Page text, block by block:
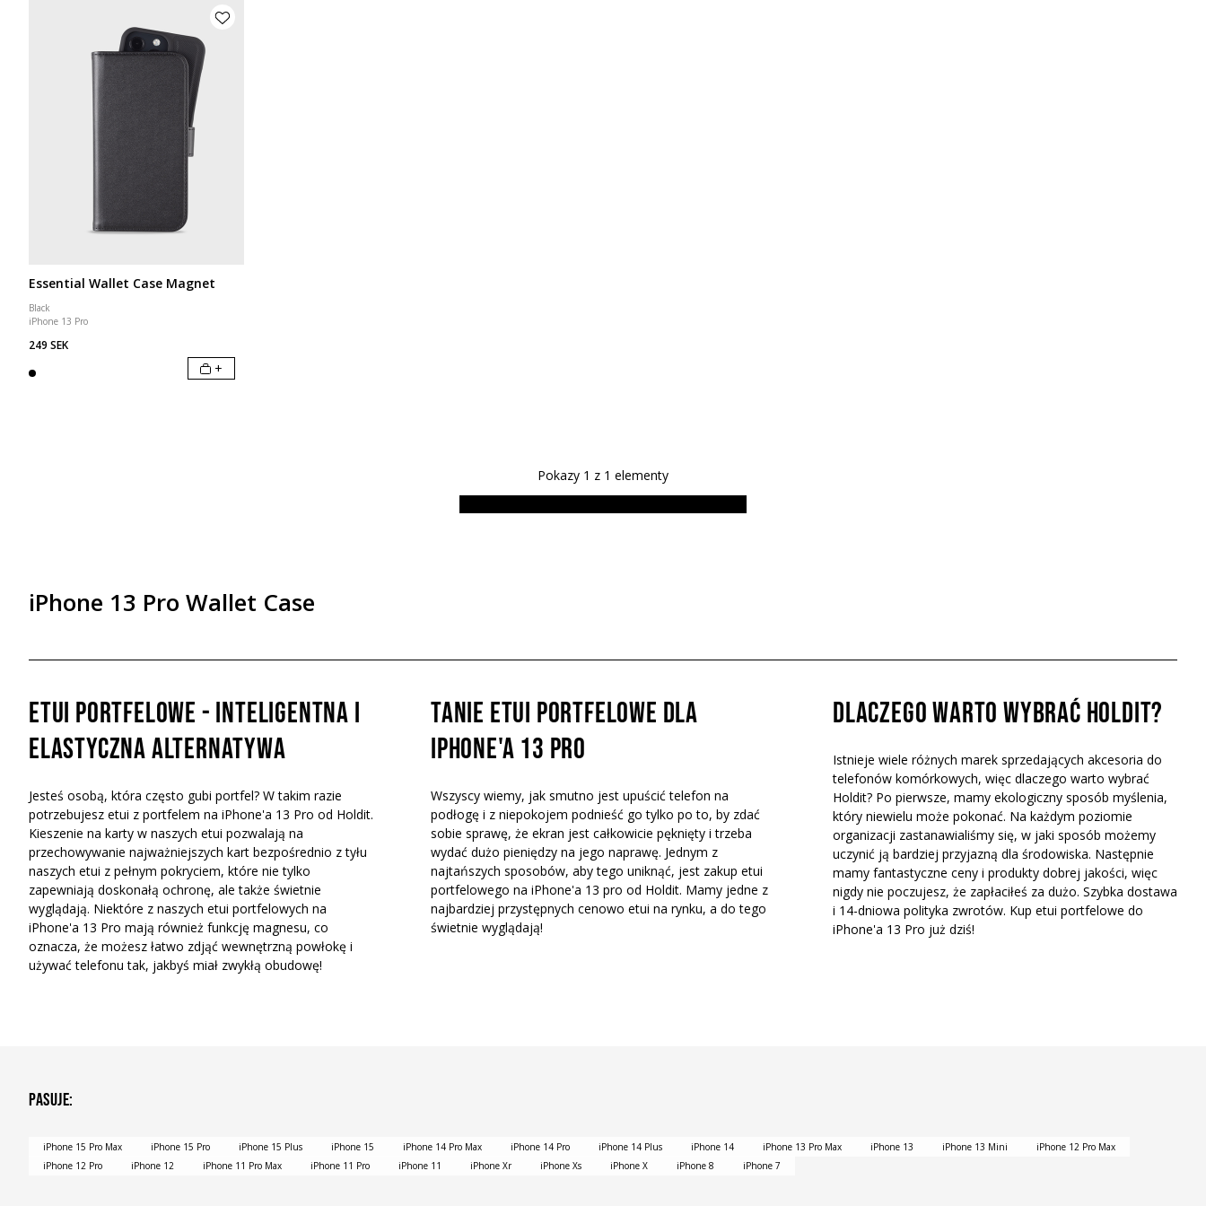
Essential Wallet Case Magnet
Black
iPhone 13 Pro
249 SEK
+
Pokazy 1 z 1 elementy
iPhone 13 Pro Wallet Case
Etui portfelowe - inteligentna i
elastyczna alternatywa
Jesteś osobą, która często gubi portfel? W takim razie
potrzebujesz etui z portfelem na iPhone'a 13 Pro od Holdit.
Kieszenie na karty w naszych etui pozwalają na
przechowywanie najważniejszych kart bezpośrednio z tyłu
naszych etui z pełnym pokryciem, które nie tylko
zapewniają doskonałą ochronę, ale także świetnie
wyglądają. Niektóre z naszych etui portfelowych na
iPhone'a 13 Pro mają również funkcję magnesu, co
oznacza, że możesz łatwo zdjąć wewnętrzną powłokę i
używać telefonu tak, jakbyś miał zwykłą obudowę!
Tanie etui portfelowe dla
iPhone'a 13 Pro
Wszyscy wiemy, jak smutno jest upuścić telefon na
podłogę i z niepokojem podnieść go tylko po to, by zdać
sobie sprawę, że ekran jest całkowicie pęknięty i trzeba
wydać dużo pieniędzy na jego naprawę. Jednym z
najtańszych sposobów, aby tego uniknąć, jest zakup etui
portfelowego na iPhone'a 13 pro od Holdit. Mamy jedne z
najbardziej przystępnych cenowo etui na rynku, a do tego
świetnie wyglądają!
Dlaczego warto wybrać Holdit?
Istnieje wiele różnych marek sprzedających akcesoria do
telefonów komórkowych, więc dlaczego warto wybrać
Holdit? Po pierwsze, mamy ekologiczny sposób myślenia,
który niewielu może pokonać. Na każdym poziomie
organizacji zastanawialiśmy się, w jaki sposób możemy
uczynić ją bardziej przyjazną dla środowiska. Następnie
mamy fantastyczne ceny i produkty dobrej jakości, więc
nigdy nie poczujesz, że zapłaciłeś za dużo. Szybka dostawa
i 14-dniowa polityka zwrotów. Kup etui portfelowe do
iPhone'a 13 Pro już dziś!
Pasuje:
iPhone 15 Pro Max iPhone 15 Pro iPhone 15 Plus iPhone 15 iPhone 14 Pro Max iPhone 14 Pro iPhone 14 Plus iPhone 14 iPhone 13 Pro Max iPhone 13 iPhone 13 Mini
iPhone 12 Pro Max
iPhone 12 Pro
iPhone 12 iPhone 11 Pro Max iPhone 11 Pro iPhone 11 iPhone Xr iPhone Xs iPhone X iPhone 8 iPhone 7